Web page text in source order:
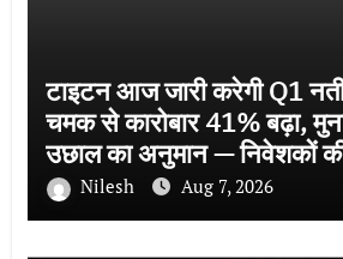
टाइटन आज जारी करेगी Q1
चमक से कारोबार 41% बढ़ा,
उछाल का अनुमान — निवेशकों
Nilesh Aug 7, 2026